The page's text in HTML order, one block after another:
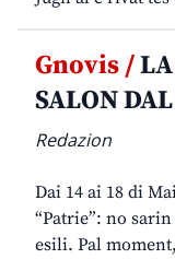
Gnovis /
SALON
Redazion
Dai 14 ai 18 di
“Patrie”: no
esili. Pal